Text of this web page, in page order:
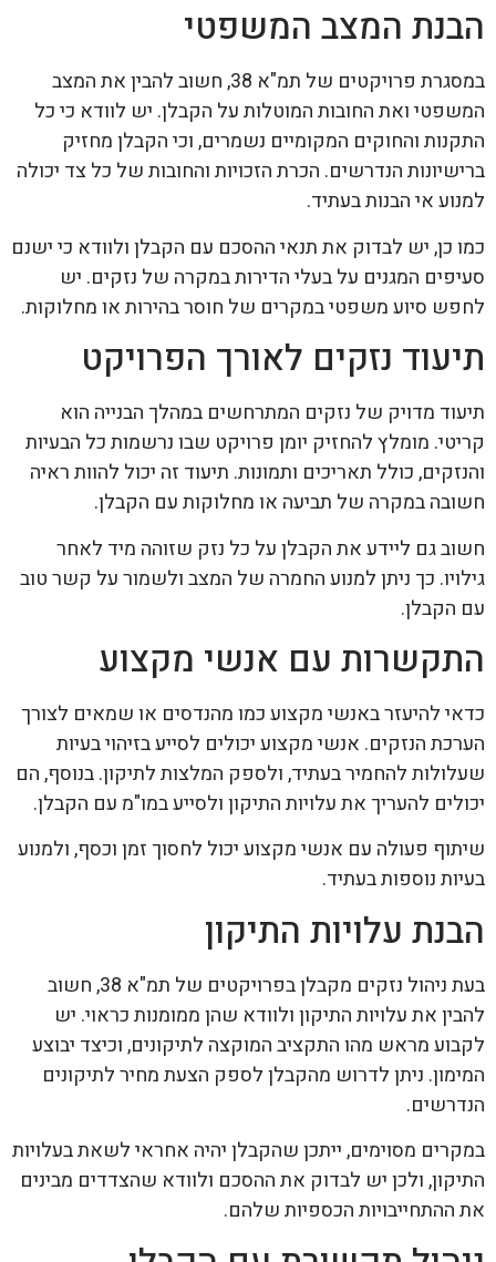
הבנת המצב המשפטי
במסגרת פרויקטים של תמ"א 38, חשוב להבין את המצב
המשפטי ואת החובות המוטלות על הקבלן. יש לוודא כי כל
התקנות והחוקים המקומיים נשמרים, וכי הקבלן מחזיק
ברישיונות הנדרשים. הכרת הזכויות והחובות של כל צד יכולה
למנוע אי הבנות בעתיד.
כמו כן, יש לבדוק את תנאי ההסכם עם הקבלן ולוודא כי ישנם
סעיפים המגנים על בעלי הדירות במקרה של נזקים. יש
לחפש סיוע משפטי במקרים של חוסר בהירות או מחלוקות.
תיעוד נזקים לאורך הפרויקט
תיעוד מדויק של נזקים המתרחשים במהלך הבנייה הוא
קריטי. מומלץ להחזיק יומן פרויקט שבו נרשמות כל הבעיות
והנזקים, כולל תאריכים ותמונות. תיעוד זה יכול להוות ראיה
חשובה במקרה של תביעה או מחלוקות עם הקבלן.
חשוב גם ליידע את הקבלן על כל נזק שזוהה מיד לאחר
גילויו. כך ניתן למנוע החמרה של המצב ולשמור על קשר טוב
עם הקבלן.
התקשרות עם אנשי מקצוע
כדאי להיעזר באנשי מקצוע כמו מהנדסים או שמאים לצורך
הערכת הנזקים. אנשי מקצוע יכולים לסייע בזיהוי בעיות
שעלולות להחמיר בעתיד, ולספק המלצות לתיקון. בנוסף, הם
יכולים להעריך את עלויות התיקון ולסייע במו"מ עם הקבלן.
שיתוף פעולה עם אנשי מקצוע יכול לחסוך זמן וכסף, ולמנוע
בעיות נוספות בעתיד.
הבנת עלויות התיקון
בעת ניהול נזקים מקבלן בפרויקטים של תמ"א 38, חשוב
להבין את עלויות התיקון ולוודא שהן ממומנות כראוי. יש
לקבוע מראש מהו התקציב המוקצה לתיקונים, וכיצד יבוצע
המימון. ניתן לדרוש מהקבלן לספק הצעת מחיר לתיקונים
הנדרשים.
במקרים מסוימים, ייתכן שהקבלן יהיה אחראי לשאת בעלויות
התיקון, ולכן יש לבדוק את ההסכם ולוודא שהצדדים מבינים
את ההתחייבויות הכספיות שלהם.